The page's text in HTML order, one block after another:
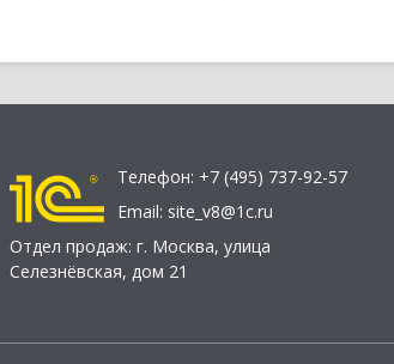
Телефон: +7 (495) 737-92-57
Email: site_v8@1c.ru
Отдел продаж: г. Москва, улица
Селезнёвская, дом 21